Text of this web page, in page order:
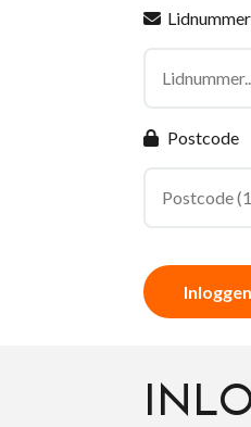
Lidnummer
Postcode
Inloggen